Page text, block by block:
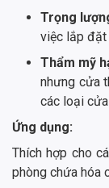
Trọng
việc lắp đặt
Thẩm mỹ
nhưng cửa
các loại cửa
Ứng dụng:
Thích hợp cho
phòng chứa hóa